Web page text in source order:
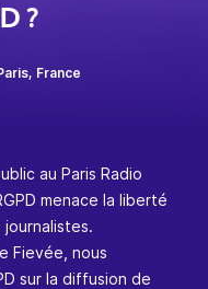
?
France
au Paris Radio
menace la liberté
journalistes.
Fievée, nous
sur la diffusion de